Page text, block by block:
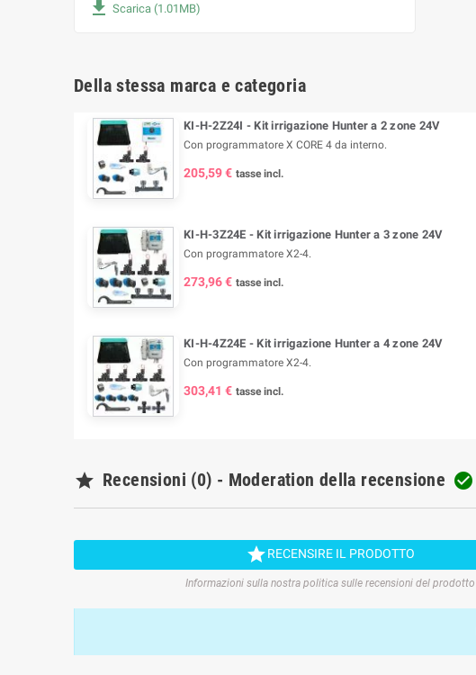
file_download Scarica (1.01MB)
Della stessa marca e categoria
KI-H-2Z24I - Kit irrigazione Hunter a 2 zone 24V
Con programmatore X CORE 4 da interno.
205,59 € tasse incl.
KI-H-3Z24E - Kit irrigazione Hunter a 3 zone 24V
Con programmatore X2-4.
273,96 € tasse incl.
KI-H-4Z24E - Kit irrigazione Hunter a 4 zone 24V
Con programmatore X2-4.
303,41 € tasse incl.
 Recensioni (0) - Moderation della recensione 
RECENSIRE IL PRODOTTO
Informazioni sulla nostra politica sulle recensioni del prodotto